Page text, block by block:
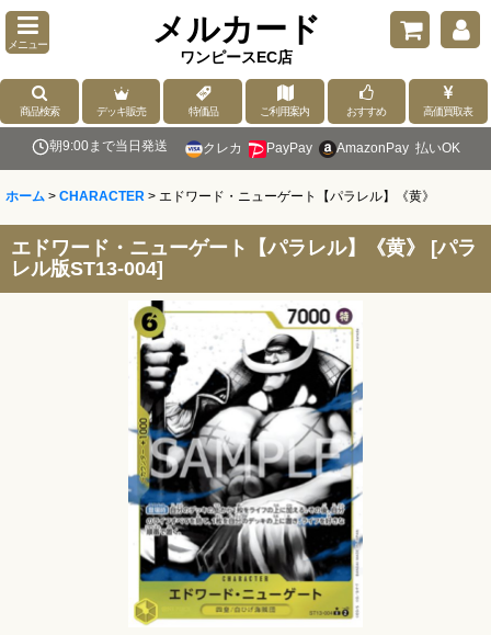
メニュー メルカード
ワンピースEC店
商品検索 デッキ販売 特価品 ご利用案内 おすすめ 高価買取表
朝9:00まで当日発送 クレカ PayPay AmazonPay 払いOK
ホーム > CHARACTER > エドワード・ニューゲート【パラレル】《黄》
エドワード・ニューゲート【パラレル】《黄》 [パラ
レル版ST13-004]